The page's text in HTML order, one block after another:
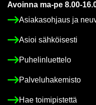
Avoin­na ma-pe 8.00-
Asia­kas­oh­jaus ja
Asioi säh­köi­ses­ti
Pu­he­lin­luet­te­lo
Pal­ve­lu­ha­ke­mis­to
Hae toi­mi­pis­tet­tä